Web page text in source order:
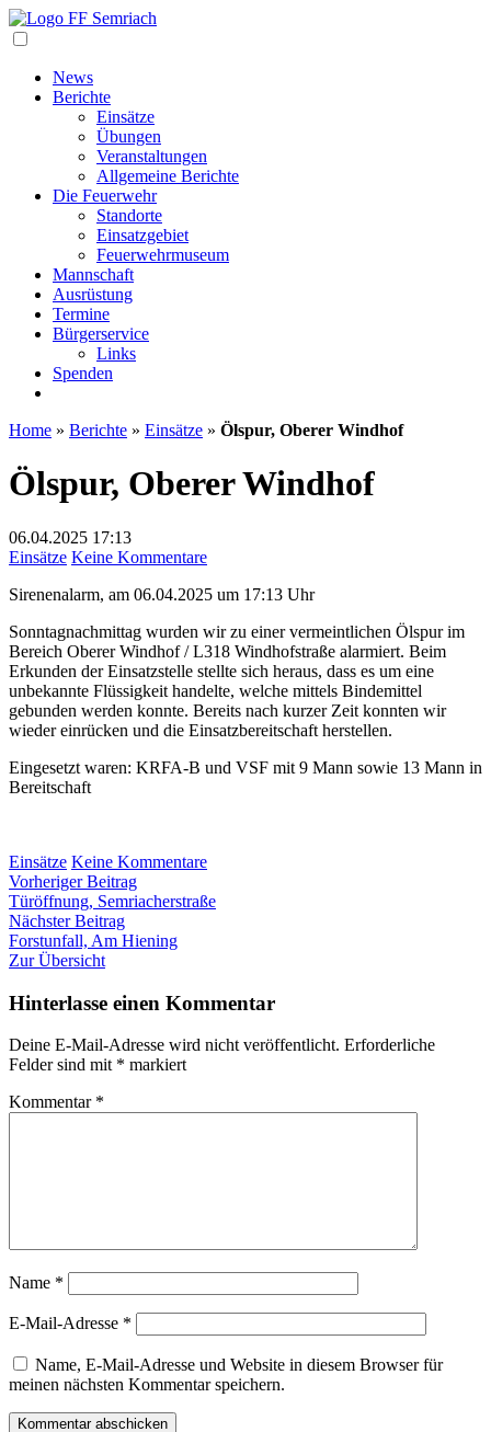
News
Berichte
Einsätze
Übungen
Veranstaltungen
Allgemeine Berichte
Die Feuerwehr
Standorte
Einsatzgebiet
Feuerwehrmuseum
Mannschaft
Ausrüstung
Termine
Bürgerservice
Links
Spenden
Home » Berichte » Einsätze » Ölspur, Oberer Windhof
Ölspur, Oberer Windhof
06.04.2025 17:13
Einsätze Keine Kommentarezu
Oberer
Sirenenalarm, am 06.04.2025 um 17:13 Uhr
Sonntagnachmittag wurden wir zu einer vermeintlichen Ölspur im
Bereich Oberer Windhof / L318 Windhofstraße alarmiert. Beim
Erkunden der Einsatzstelle stellte sich heraus, dass es um eine
unbekannte Flüssigkeit handelte, welche mittels Bindemittel
gebunden werden konnte. Bereits nach kurzer Zeit konnten wir
wieder einrücken und die Einsatzbereitschaft herstellen.
Eingesetzt waren: KRFA-B und VSF mit 9 Mann sowie 13 Mann in
Bereitschaft
Einsätze Keine Kommentarezu
Oberer
Beitragsnavigation
Vorheriger BeitragVorheriger
Beitrag:
Türöffnung, Semriacherstraße
Nächster BeitragNächster
Beitrag:
Forstunfall, Am Hiening
Zur Übersicht
Hinterlasse einen Kommentar
Deine E-Mail-Adresse wird nicht veröffentlicht. Erforderliche
Felder sind mit * markiert
Kommentar *
Name *
E-Mail-Adresse *
Name, E-Mail-Adresse und Website in diesem Browser für
meinen nächsten Kommentar speichern.